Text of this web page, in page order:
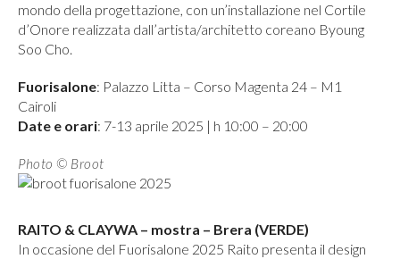
mondo della progettazione, con un’installazione nel Cortile
d’Onore realizzata dall’artista/architetto coreano Byoung
Soo Cho.
Fuorisalone: Palazzo Litta – Corso Magenta 24 – M1
Cairoli
Date e orari: 7-13 aprile 2025 | h 10:00 – 20:00
Photo © Broot
RAITO & CLAYWA – mostra – Brera (VERDE)
In occasione del Fuorisalone 2025 Raito presenta il design